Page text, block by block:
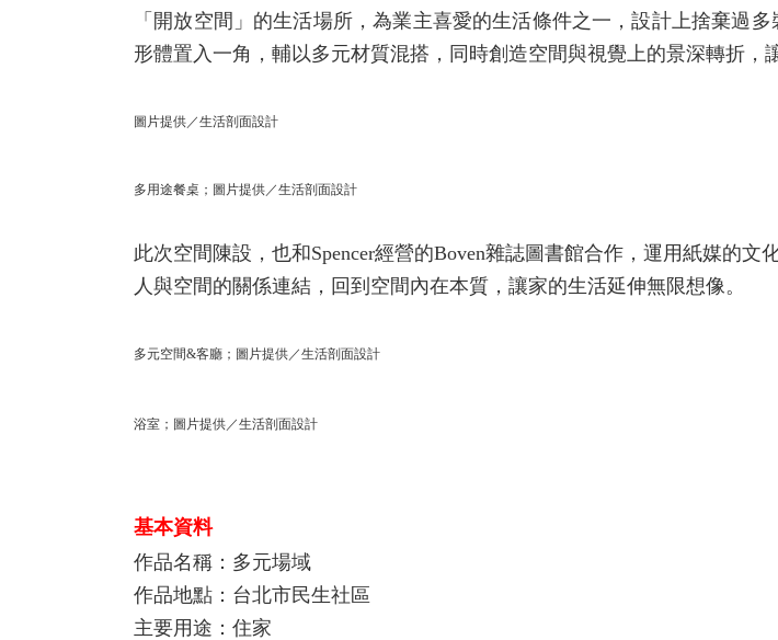
「開放空間」的生活場所，為業主喜愛的生活條件之一，設計上捨棄過
形體置入一角，輔以多元材質混搭，同時創造空間與視覺上的景深轉折，
圖片提供／生活剖面設計
多用途餐桌；圖片提供／生活剖面設計
此次空間陳設，也和Spencer經營的Boven雜誌圖書館合作，運用紙媒的
人與空間的關係連結，回到空間內在本質，讓家的生活延伸無限想像。
多元空間&客廳；圖片提供／生活剖面設計
浴室；圖片提供／生活剖面設計
基本資料
作品名稱：多元場域
作品地點：台北市民生社區
主要用途：住家